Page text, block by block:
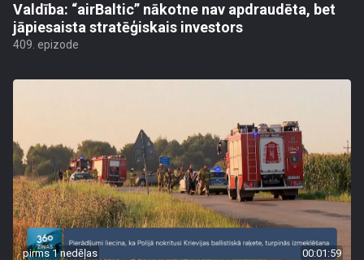
Valdība: “airBaltic” nākotne nav apdraudēta, bet
jāpiesaista stratēģiskais investors
409. epizode
pirms 1 nedēļas 00:01:59